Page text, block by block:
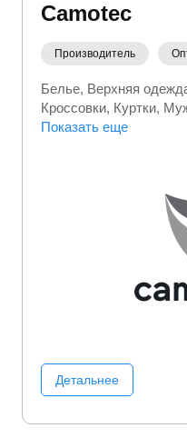
Camotec
Производитель
Белье Верхняя
Кроссовки Куртки
одежда Носки
Показать еще
Детальнее